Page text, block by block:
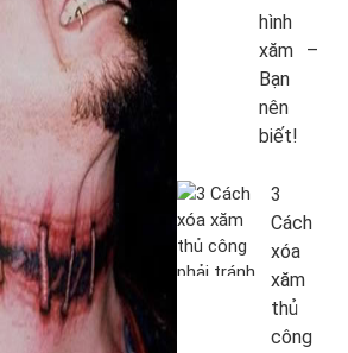
hình
xăm –
Bạn
nên
biết!
3
Cách
xóa
xăm
thủ
công